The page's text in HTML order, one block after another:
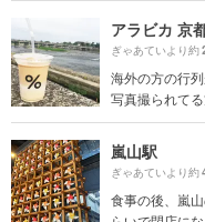
アラビカ 京
ぎゃあていより約
海外の方の行
写真撮られて
嵐山駅
ぎゃあていより約
食事の後、嵐